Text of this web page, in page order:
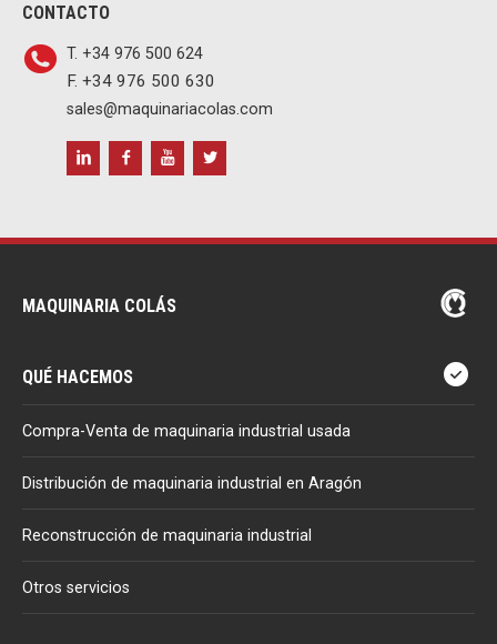
CONTACTO
T. +34 976 500 624
F. +34 976 500 630
sales@maquinariacolas.com
MAQUINARIA COLÁS
QUÉ HACEMOS
Compra-Venta de maquinaria industrial usada
Distribución de maquinaria industrial en Aragón
Reconstrucción de maquinaria industrial
Otros servicios